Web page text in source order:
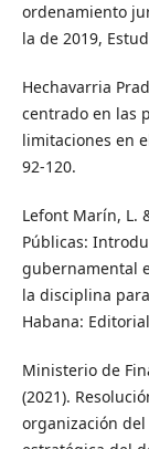
ordenamiento
la de 2019,
Hechavarria
centrado en las
limitaciones en
92-120.
Lefont Marín, L.
Públicas:
gubernamental
la disciplina
Habana:
Ministerio de
(2021).
organización